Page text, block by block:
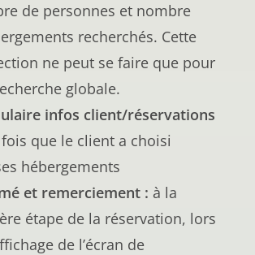
de personnes et nombre
recherchés. Cette
ne peut se faire que pour
globale.
infos client/réservations
que le client a choisi
hébergements
et remerciement : à la
étape de la réservation, lors
de l’écran de